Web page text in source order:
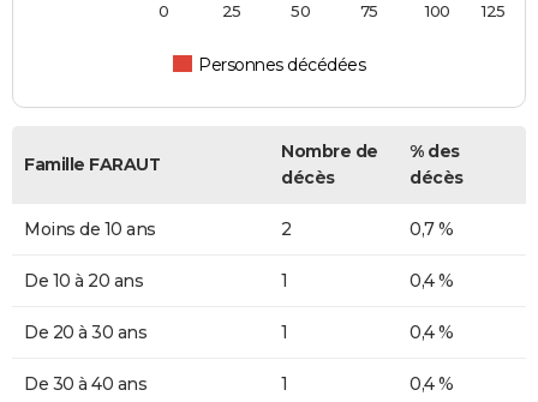
Personnes décédées
0 100
25 50 75 125
Famille FARAUT
Nombre de
décès
% des
décès
Moins de 10 ans 2 0,7 %
De 10 à 20 ans 1 0,4 %
De 20 à 30 ans 1 0,4 %
De 30 à 40 ans 1 0,4 %